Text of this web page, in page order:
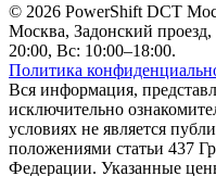
© 2026 PowerShift DCT
Москва, Задонский
20:00, Вс: 10:00–18:00.
Политика
Вся информация,
исключительно
условиях не является
положениями статьи 437
Федерации. Указанные